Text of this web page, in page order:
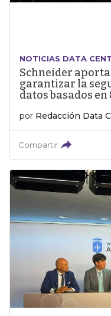
NOTICIAS DATA
Schneider
garantizar la
datos basados en
por Redacción Data
Compartir